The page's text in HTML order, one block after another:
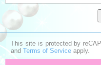
This site is protected by
andTerms of Service apply.